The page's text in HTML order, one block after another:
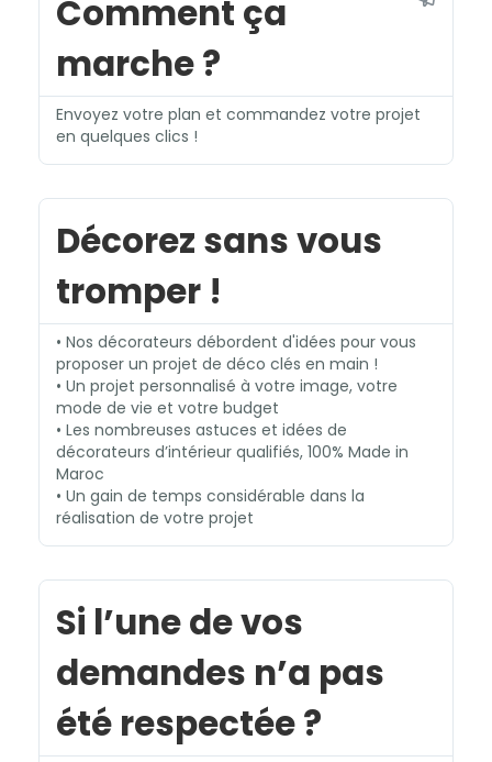
Comment ça
marche ?
Envoyez votre plan et commandez votre projet
en quelques clics !
Décorez sans vous
tromper !
• Nos décorateurs débordent d'idées pour vous
proposer un projet de déco clés en main !
• Un projet personnalisé à votre image, votre
mode de vie et votre budget
• Les nombreuses astuces et idées de
décorateurs d’intérieur qualifiés, 100% Made in
Maroc
• Un gain de temps considérable dans la
réalisation de votre projet
Si l’une de vos
demandes n’a pas
été respectée ?